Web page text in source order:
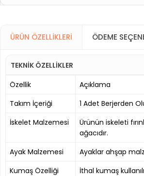
ÜRÜN ÖZELLIKLERI ÖDEME
TEKNİK ÖZELLİKLER
Özellik
Açıklama
Takım İçeriği
1 Adet Berjerden
İskelet Malzemesi
Ürünün iskeleti
ağacıdır.
Ayak Malzemesi
Ayaklar ahşap
Kumaş Özelliği
İthal kumaş